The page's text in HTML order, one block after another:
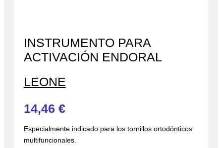
INSTRUMENTO PARA
ACTIVACIÓN ENDORAL
LEONE
14,46 €
Especialmente indicado para los tornillos ortodónticos
multifuncionales.